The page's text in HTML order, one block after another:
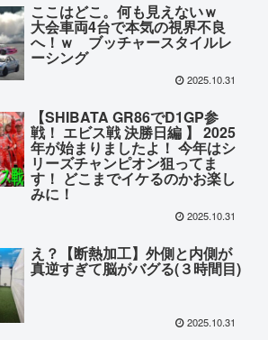
ここはどこ。何も見えないｗ
大会車両4台で本気の視界不良
へ！ｗ ブッチャースタイルレ
ーシング
2025.10.31
【SHIBATA GR86でD1GP参
戦！ エビス戦 決勝日編 】 2025
年が始まりましたよ！ 今年はシ
リーズチャンピオン狙ってま
す！ どこまでイケるのかお楽し
みに！
2025.10.31
え？【断熱加工】外側と内側が
真逆すぎて脳がバグる(３時間目)
2025.10.31